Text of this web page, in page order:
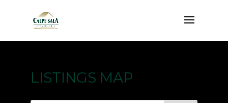
LISTINGS MAP